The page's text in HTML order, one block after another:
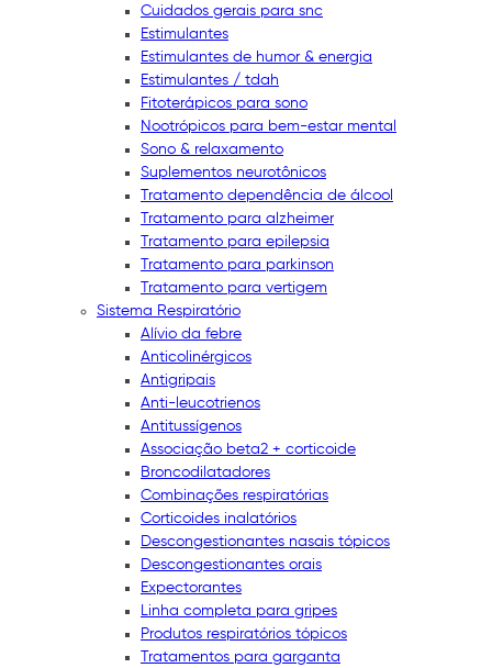
Cuidados gerais para snc
Estimulantes
Estimulantes de humor & energia
Estimulantes / tdah
Fitoterápicos para sono
Nootrópicos para bem-estar mental
Sono & relaxamento
Suplementos neurotônicos
Tratamento dependência de álcool
Tratamento para alzheimer
Tratamento para epilepsia
Tratamento para parkinson
Tratamento para vertigem
Sistema Respiratório
Alívio da febre
Anticolinérgicos
Antigripais
Anti-leucotrienos
Antitussígenos
Associação beta2 + corticoide
Broncodilatadores
Combinações respiratórias
Corticoides inalatórios
Descongestionantes nasais tópicos
Descongestionantes orais
Expectorantes
Linha completa para gripes
Produtos respiratórios tópicos
Tratamentos para garganta